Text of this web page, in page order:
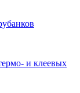
и клеевых